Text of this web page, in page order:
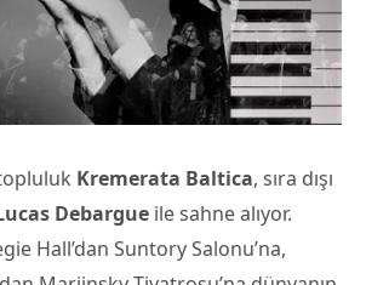
Kremerata Baltica, sıra dışı
Debargue ile sahne alıyor.
Hall’dan Suntory Salonu’na,